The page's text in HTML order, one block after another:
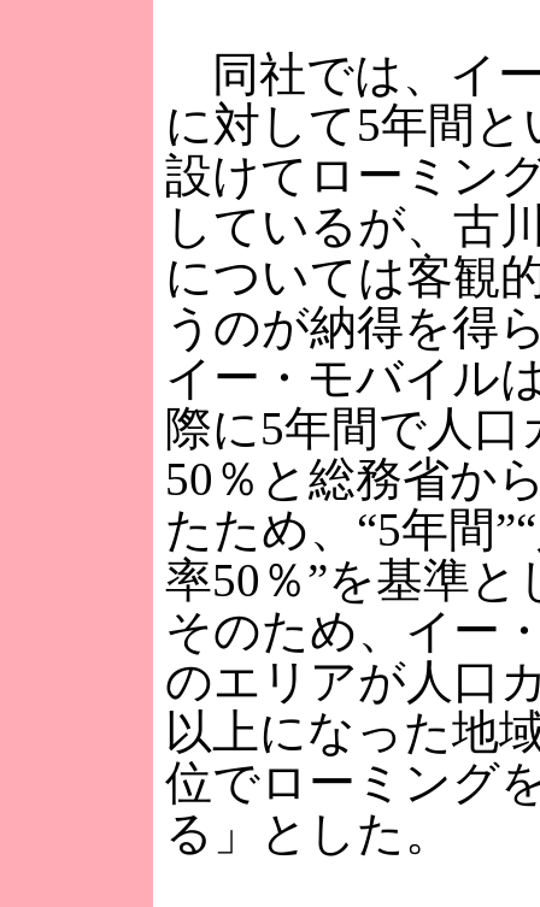
同社では、イ
に対して5年間
設けてローミン
しているが、古
については客観
うのが納得を得
イー・モバイル
際に5年間で人口
50％と総務省か
たため、“5年間
率50％”を基準と
そのため、イー
のエリアが人口
以上になった地
位でローミング
る」とした。